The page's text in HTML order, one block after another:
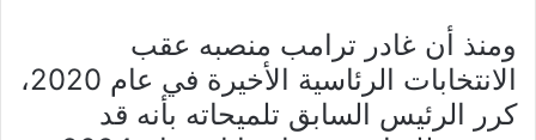
ومنذ أن غادر ترامب منصبه عقب
الانتخابات الرئاسية الأخيرة في عام 2020،
كرر الرئيس السابق تلميحاته بأنه قد